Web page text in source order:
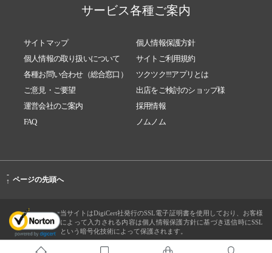
サービス各種ご案内
サイトマップ
個人情報保護方針
個人情報の取り扱いについて
サイトご利用規約
各種お問い合わせ（総合窓口）
ツクツク!!!アプリとは
ご意見・ご要望
出店をご検討のショップ様
運営会社のご案内
採用情報
FAQ
ノムノム
-
↑ ページの先頭へ
当サイトはDigiCert社発行のSSL電子証明書を使用しており、お客様
によって入力される内容は個人情報保護方針に基づき送信時にSSL
という暗号化技術によって保護されます。